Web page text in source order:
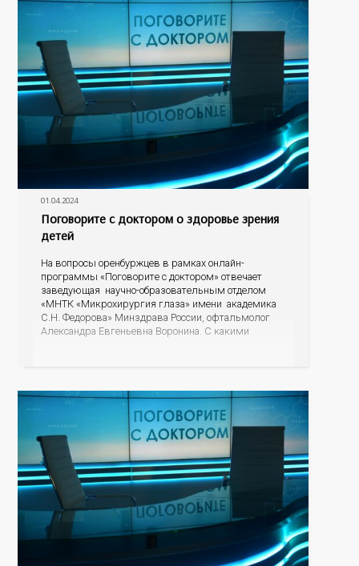
01.04.2024
Поговорите с доктором о здоровье зрения
детей
На вопросы оренбуржцев в рамках онлайн-
программы «Поговорите с доктором» отвечает
заведующая научно-образовательным отделом
«МНТК «Микрохирургия глаза» имени академика
С.Н. Федорова» Минздрава России, офтальмолог
Александра Евгеньевна Воронина. С какими